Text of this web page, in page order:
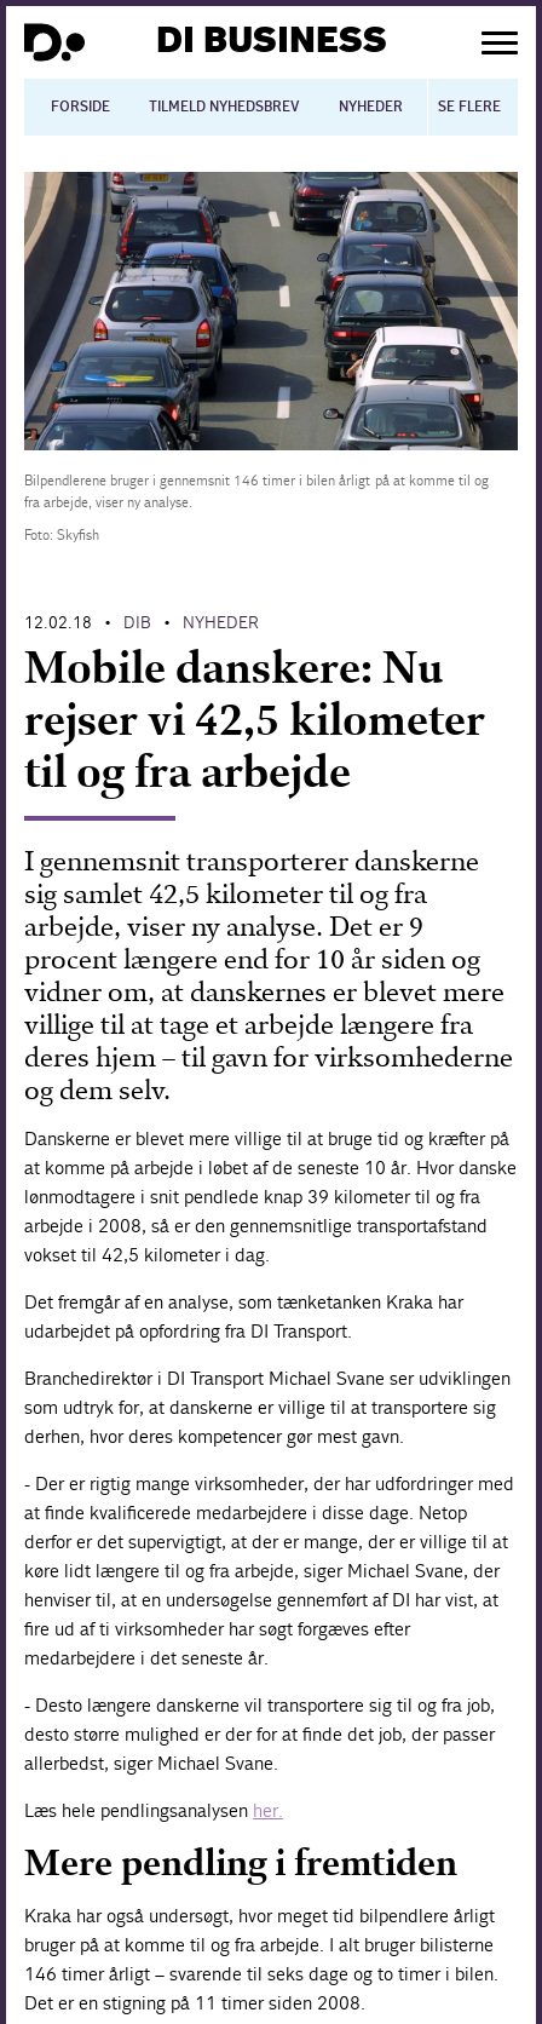
DI BUSINESS
FORSIDE TILMELD NYHEDSBREV NYHEDER BLOGS
SE FLERE
Dansk økonomi
Digitalisering
International økonomi
Arbejdsmiljø
Arbejdsmarkedet
Uddannelse
Europapolitik
Bilpendlerene bruger i gennemsnit 146 timer i bilen årligt på at komme til og
fra arbejde, viser ny analyse.
Foto: Skyfish
12.02.18 • DIB • NYHEDER
Mobile danskere: Nu
rejser vi 42,5 kilometer
til og fra arbejde
I gennemsnit transporterer danskerne
sig samlet 42,5 kilometer til og fra
arbejde, viser ny analyse. Det er 9
procent længere end for 10 år siden og
vidner om, at danskernes er blevet mere
villige til at tage et arbejde længere fra
deres hjem – til gavn for virksomhederne
og dem selv.
Danskerne er blevet mere villige til at bruge tid og kræfter på
at komme på arbejde i løbet af de seneste 10 år. Hvor danske
lønmodtagere i snit pendlede knap 39 kilometer til og fra
arbejde i 2008, så er den gennemsnitlige transportafstand
vokset til 42,5 kilometer i dag.
Det fremgår af en analyse, som tænketanken Kraka har
udarbejdet på opfordring fra DI Transport.
Branchedirektør i DI Transport Michael Svane ser udviklingen
som udtryk for, at danskerne er villige til at transportere sig
derhen, hvor deres kompetencer gør mest gavn.
- Der er rigtig mange virksomheder, der har udfordringer med
at finde kvalificerede medarbejdere i disse dage. Netop
derfor er det supervigtigt, at der er mange, der er villige til at
køre lidt længere til og fra arbejde, siger Michael Svane, der
henviser til, at en undersøgelse gennemført af DI har vist, at
fire ud af ti virksomheder har søgt forgæves efter
medarbejdere i det seneste år.
- Desto længere danskerne vil transportere sig til og fra job,
desto større mulighed er der for at finde det job, der passer
allerbedst, siger Michael Svane.
Læs hele pendlingsanalysen her.
Mere pendling i fremtiden
Kraka har også undersøgt, hvor meget tid bilpendlere årligt
bruger på at komme til og fra arbejde. I alt bruger bilisterne
146 timer årligt – svarende til seks dage og to timer i bilen.
Det er en stigning på 11 timer siden 2008.